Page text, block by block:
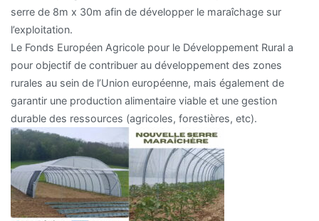
serre de 8m x 30m afin de développer le maraîchage sur
l’exploitation.
Le Fonds Européen Agricole pour le Développement Rural a
pour objectif de contribuer au développement des zones
rurales au sein de l’Union européenne, mais également de
garantir une production alimentaire viable et une gestion
durable des ressources (agricoles, forestières, etc).